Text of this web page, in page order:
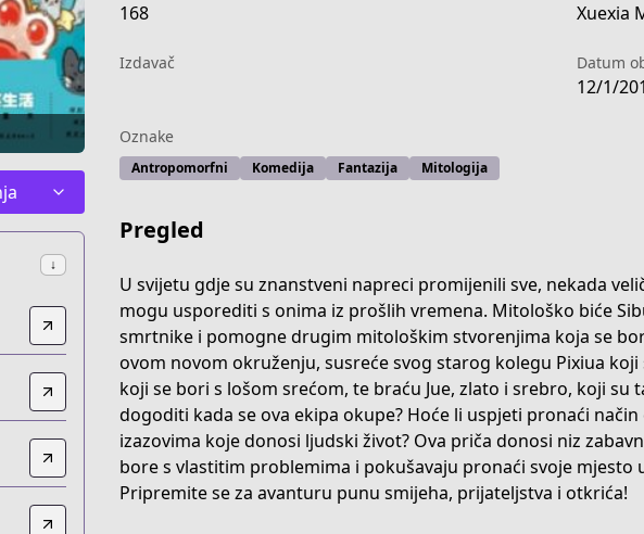
↓
title/151bca3e-db98-4ad2-8d8d-239943b91437
manga/there-are-beasts
detail/mc29329
168 Xuexia
Izdavač Datum
12/1/
Oznake
Antropomorfni Komediја Fantazija Mitologija
Pregled
U svijetu gdje su znanstveni napreci promijenili sve, nekada
mogu usporediti s onima iz prošlih vremena. Mitološko biće
smrtnike i pomogne drugim mitološkim stvorenjima koja se
ovom novom okruženju, susreće svog starog kolegu Pixiua
koji se bori s lošom srećom, te braću Jue, zlato i srebro, koji su
dogoditi kada se ova ekipa okupe? Hoće li uspjeti pronaći
izazovima koje donosi ljudski život? Ova priča donosi niz
bore s vlastitim problemima i pokušavaju pronaći svoje
Pripremite se za avanturu punu smijeha, prijateljstva i otkrića!